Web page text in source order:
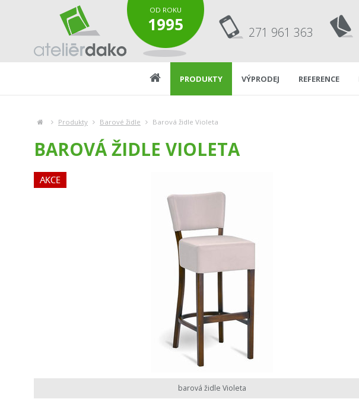
OD ROKU
1995 271 961 363
PRODUKTY VÝPRODEJ REFERENCE
Produkty Barové židle Barová židle Violeta
BAROVÁ ŽIDLE VIOLETA
barová židle Violeta